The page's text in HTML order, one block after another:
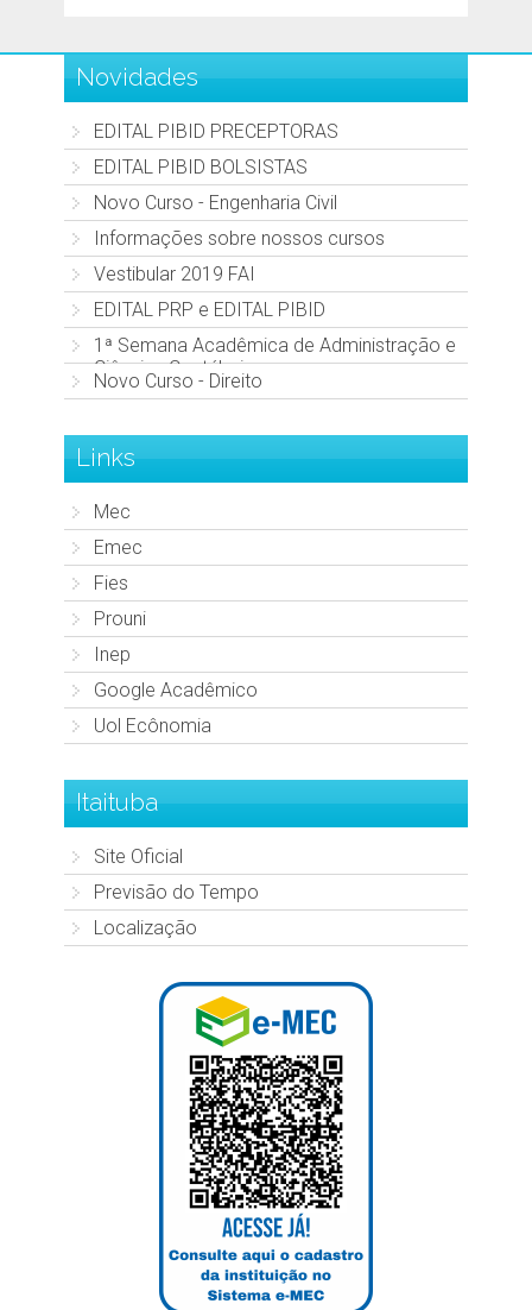
Novidades
EDITAL PIBID PRECEPTORAS
EDITAL PIBID BOLSISTAS
Novo Curso - Engenharia Civil
Informações sobre nossos cursos
Vestibular 2019 FAI
EDITAL PRP e EDITAL PIBID
1ª Semana Acadêmica de Administração e
Ciências Contábeis
Novo Curso - Direito
Links
Mec
Emec
Fies
Prouni
Inep
Google Acadêmico
Uol Ecônomia
Itaituba
Site Oficial
Previsão do Tempo
Localização